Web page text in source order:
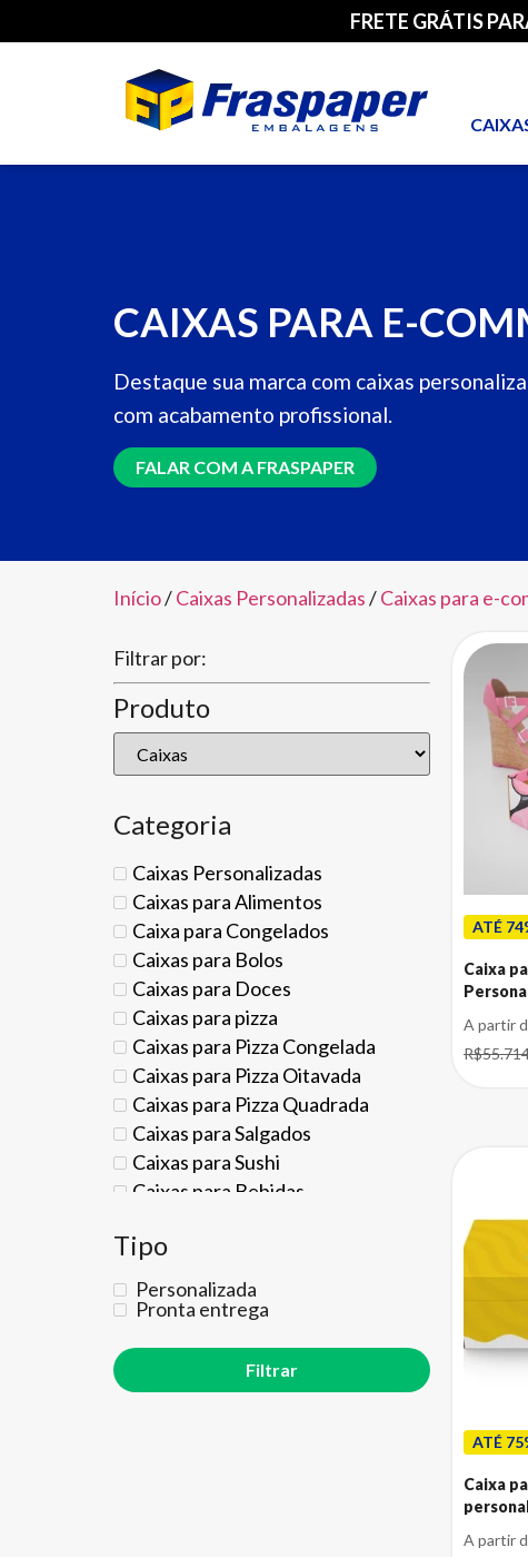
FRETE GRÁTIS
CAIXAS PARA E-
Destaque sua marca com caixas
com acabamento profissional.
FALAR COM A FRASPAPER
Início/Caixas Personalizadas/Caixas para e-
Filtrar por:
Produto
Categoria
Caixas Personalizadas
Caixas para Alimentos
Caixa para Congelados
Caixas para Bolos
Caixas para Doces
Caixas para pizza
Caixas para Pizza Congelada
Caixas para Pizza Oitavada
Caixas para Pizza Quadrada
Caixas para Salgados
Caixas para Sushi
Caixas para Bebidas
Caixas para Boné
Caixas para Café
Caixas para Café Gourmet
Caixas para Filtro de Café
Caixas para Calçados
Tipo
Personalizada
Pronta entrega
ATÉ
Caixa
A partir
ATÉ
Caixa
A partir